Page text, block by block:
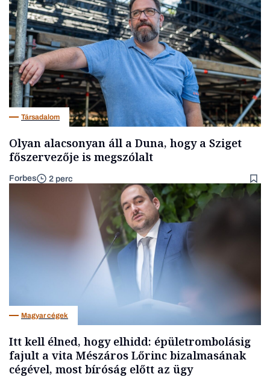
Társadalom
Olyan alacsonyan áll a Duna, hogy a Sziget
főszervezője is megszólalt
Forbes 2 perc
Magyar cégek
Itt kell élned, hogy elhidd: épületrombolásig
fajult a vita Mészáros Lőrinc bizalmasának
cégével, most bíróság előtt az ügy